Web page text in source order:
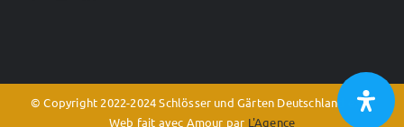
© Copyright 2022-2024 Schlösser und Gärten Deutschland e.V. -
Web fait avec Amour par L'Agence